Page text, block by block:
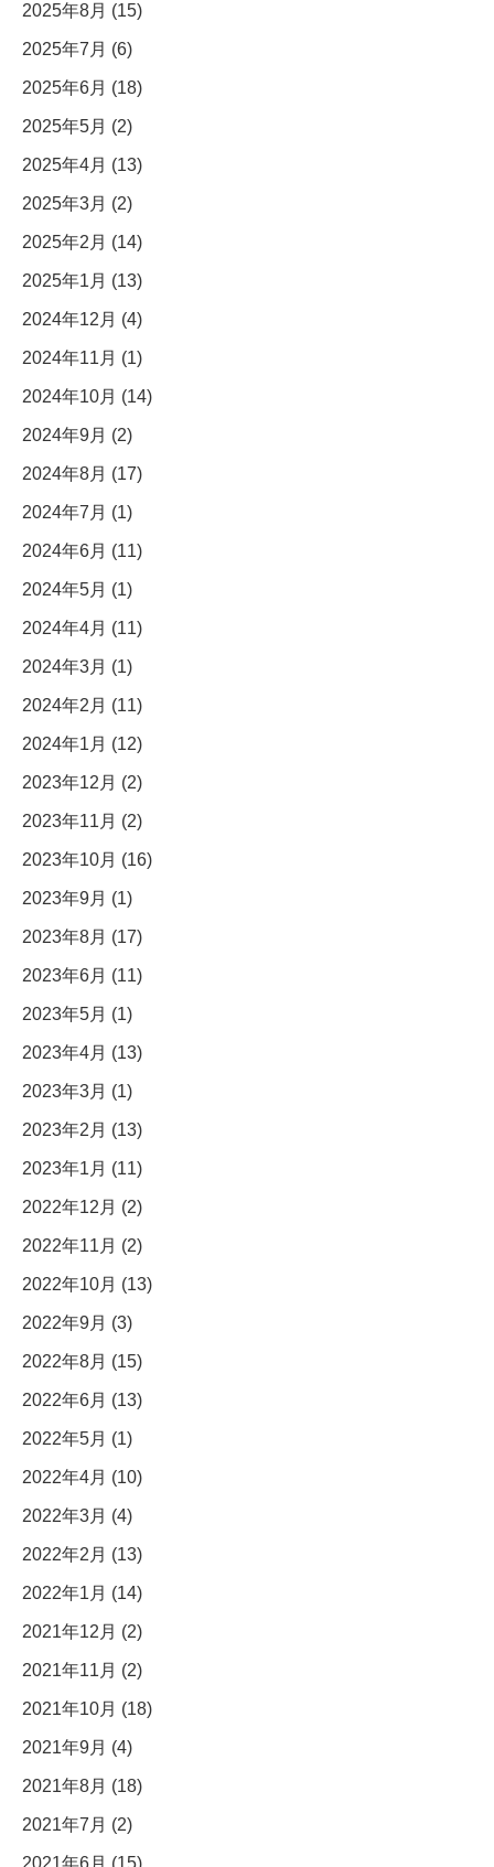
2025年8月 (15)
2025年7月 (6)
2025年6月 (18)
2025年5月 (2)
2025年4月 (13)
2025年3月 (2)
2025年2月 (14)
2025年1月 (13)
2024年12月 (4)
2024年11月 (1)
2024年10月 (14)
2024年9月 (2)
2024年8月 (17)
2024年7月 (1)
2024年6月 (11)
2024年5月 (1)
2024年4月 (11)
2024年3月 (1)
2024年2月 (11)
2024年1月 (12)
2023年12月 (2)
2023年11月 (2)
2023年10月 (16)
2023年9月 (1)
2023年8月 (17)
2023年6月 (11)
2023年5月 (1)
2023年4月 (13)
2023年3月 (1)
2023年2月 (13)
2023年1月 (11)
2022年12月 (2)
2022年11月 (2)
2022年10月 (13)
2022年9月 (3)
2022年8月 (15)
2022年6月 (13)
2022年5月 (1)
2022年4月 (10)
2022年3月 (4)
2022年2月 (13)
2022年1月 (14)
2021年12月 (2)
2021年11月 (2)
2021年10月 (18)
2021年9月 (4)
2021年8月 (18)
2021年7月 (2)